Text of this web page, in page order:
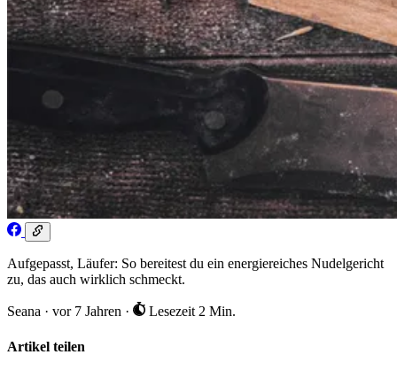
Aufgepasst, Läufer: So bereitest du ein energiereiches Nudelgericht
zu, das auch wirklich schmeckt.
Seana · vor 7 Jahren · Lesezeit 2 Min.
Artikel teilen